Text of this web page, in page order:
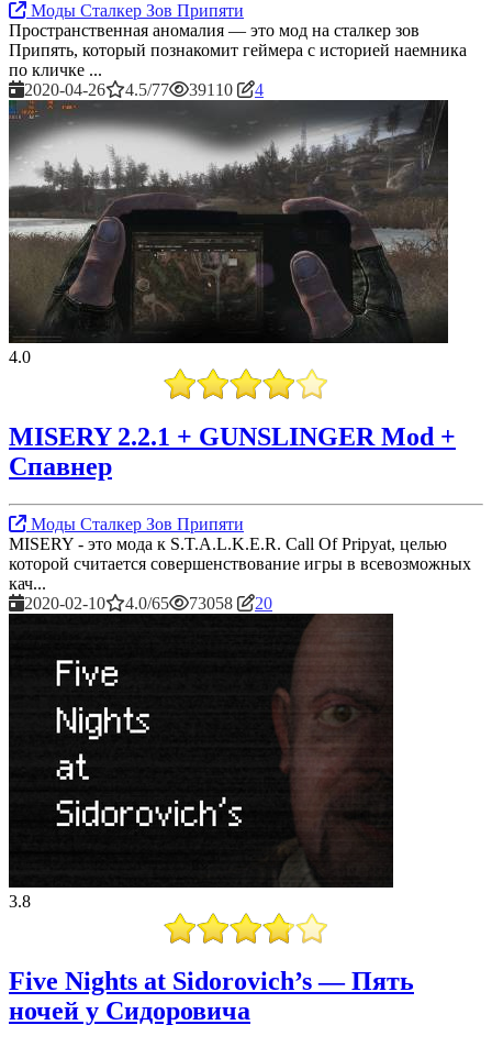
Моды Сталкер Зов Припяти
Пространственная аномалия — это мод на сталкер зов
Припять, который познакомит геймера с историей наемника
по кличке ...
2020-04-26
4.5/77 39110 4
4.0
MISERY 2.2.1 + GUNSLINGER Mod +
Спавнер
Моды Сталкер Зов Припяти
MISERY - это мода к S.T.A.L.K.E.R. Call Of Pripyat, целью
которой считается совершенствование игры в всевозможных
кач...
2020-02-10
4.0/65 73058 20
3.8
Five Nights at Sidorovich’s — Пять
ночей у Сидоровича